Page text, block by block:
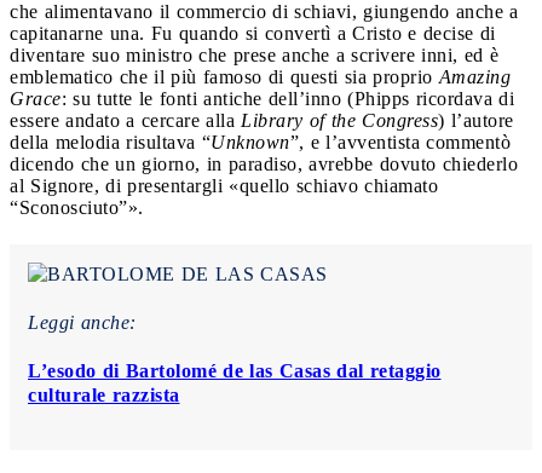
che alimentavano il commercio di schiavi, giungendo anche a
capitanarne una. Fu quando si convertì a Cristo e decise di
diventare suo ministro che prese anche a scrivere inni, ed è
emblematico che il più famoso di questi sia proprio Amazing
Grace: su tutte le fonti antiche dell’inno (Phipps ricordava di
essere andato a cercare alla Library of the Congress) l’autore
della melodia risultava “Unknown”, e l’avventista commentò
dicendo che un giorno, in paradiso, avrebbe dovuto chiederlo
al Signore, di presentargli «quello schiavo chiamato
“Sconosciuto”».
Leggi anche:
L’esodo di Bartolomé de las Casas dal retaggio
culturale razzista